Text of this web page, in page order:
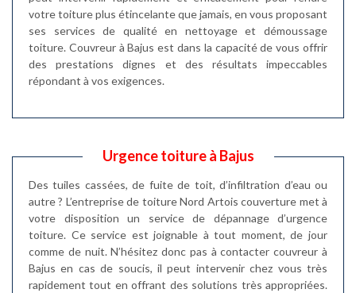
votre toiture plus étincelante que jamais, en vous proposant
ses services de qualité en nettoyage et démoussage
toiture. Couvreur à Bajus est dans la capacité de vous offrir
des prestations dignes et des résultats impeccables
répondant à vos exigences.
Urgence toiture à Bajus
Des tuiles cassées, de fuite de toit, d’infiltration d’eau ou
autre ? L’entreprise de toiture Nord Artois couverture met à
votre disposition un service de dépannage d’urgence
toiture. Ce service est joignable à tout moment, de jour
comme de nuit. N’hésitez donc pas à contacter couvreur à
Bajus en cas de soucis, il peut intervenir chez vous très
rapidement tout en offrant des solutions très appropriées.